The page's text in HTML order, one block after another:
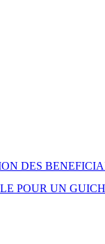
DES
POUR UN